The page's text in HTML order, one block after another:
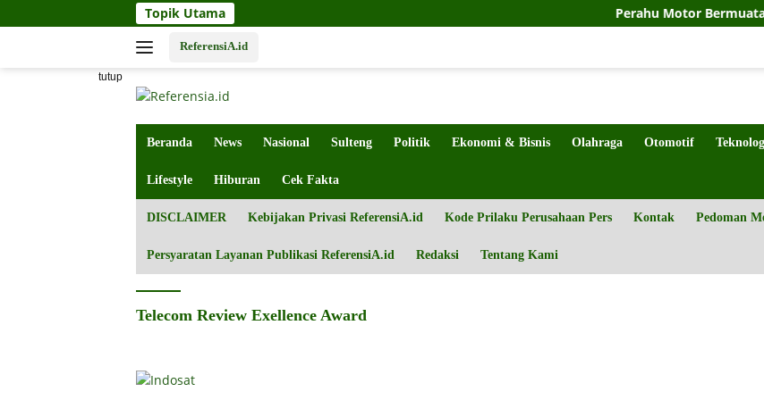
ke
Topik Utama Perahu Motor Bermuatan 11
ReferensiA.id
tutup
Beranda News Nasional Sulteng Politik Ekonomi & Bisnis Olahraga Otomotif
Lifestyle Hiburan Cek Fakta
DISCLAIMER Kebijakan Privasi ReferensiA.id Kode Prilaku Perusahaan Pers Kontak Pedoman
Persyaratan Layanan Publikasi ReferensiA.id Redaksi Tentang Kami
Telecom Review Exellence Award